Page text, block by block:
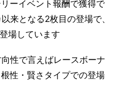
ーイベント報酬で獲得で
来となる2枚目の登場で、
場しています
性で言えばレースボーナ
性・賢さタイプでの登場